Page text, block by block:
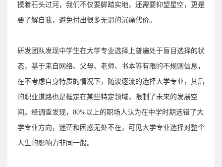
摸着石头过河，我们不仅要脚踏实地，还需要仰望星空，更是
要了解自我，避免付出很多无谓的沉痛代价。
研发团队发现中学生在大学专业选择上普遍处于盲目选择的状
态，基于来自网络、父母、老师、书本等有限的不规则信息，
在不考虑自身特质的情况下，随波逐流的选择大学专业，其后
的职业道路也是框定在某些特定领域，限制了未来的发展空
间。经调查发现，80%以上的职场人认为在中学时期选错了大
学专业方向，迷茫和困惑无处不在，可见大学专业选择对整个
人生的影响力非同一般。